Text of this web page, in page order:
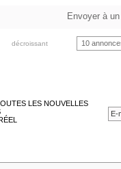
Envoyer à
décroissant 10
LES NOUVELLES